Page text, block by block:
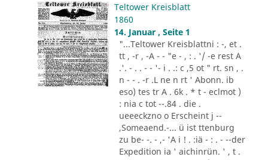
Teltower Kreisblatt
1860
14. Januar , Seite 1
"...Teltower Kreisblattni : -, et .
tt , -r , -A - - "e - , : . '/ -e rest A
.'. - . . - - '- i . .: c ,5 ot " rt. sn , .
n - - . -r .L ne n rt ' Abonn. ib
eso) tes tr A . 6k . * t - eclmot )
: nia c tot --.84 . die .
ueeeckzno o Erscheint j --
,Someaend.-... ü ist ttenburg
zu be- -. - ,- 'A i ! . :iä - : . - --der
Expedition ia ' aichinrün. ' , t .